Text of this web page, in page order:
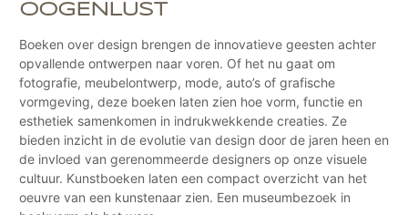
OOGENLUST
Boeken over design brengen de innovatieve geesten achter
opvallende ontwerpen naar voren. Of het nu gaat om
fotografie, meubelontwerp, mode, auto’s of grafische
vormgeving, deze boeken laten zien hoe vorm, functie en
esthetiek samenkomen in indrukwekkende creaties. Ze
bieden inzicht in de evolutie van design door de jaren heen en
de invloed van gerenommeerde designers op onze visuele
cultuur. Kunstboeken laten een compact overzicht van het
oeuvre van een kunstenaar zien. Een museumbezoek in